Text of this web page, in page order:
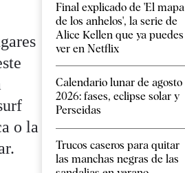
o la
Final explicado de 'El mapa
de los anhelos', la serie de
Alice Kellen que ya puedes
ver en Netflix
Calendario lunar de agosto
2026: fases, eclipse solar y
Perseidas
Trucos caseros para quitar
las manchas negras de las